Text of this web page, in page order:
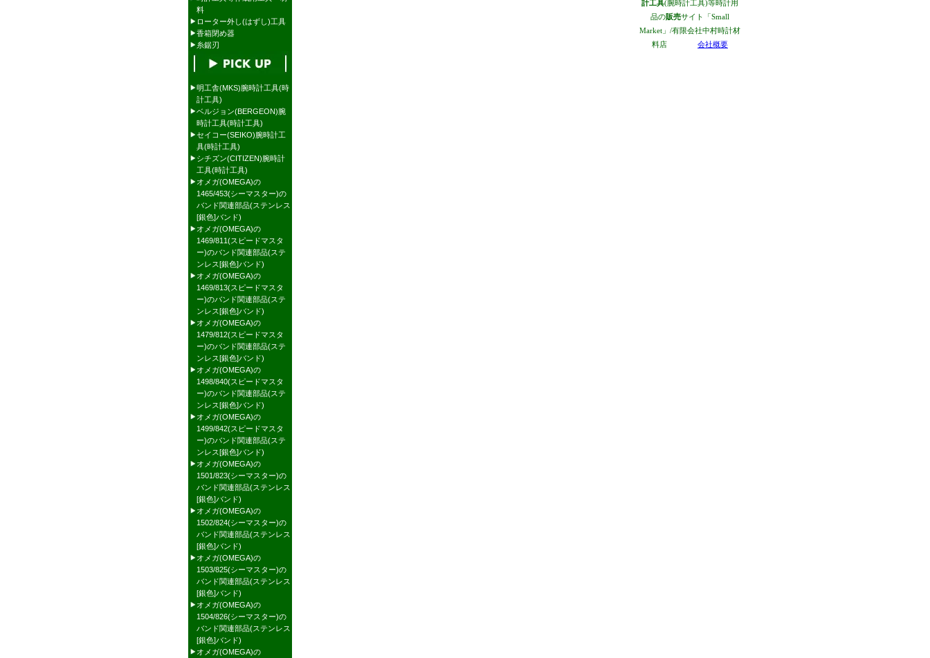
料
ローター外し(はずし)工具
香箱閉め器
糸鋸刃
明工舎(MKS)腕時計工具(時
計工具)
ベルジョン(BERGEON)腕
時計工具(時計工具)
セイコー(SEIKO)腕時計工
具(時計工具)
シチズン(CITIZEN)腕時計
工具(時計工具)
オメガ(OMEGA)の
1465/453(シーマスター)の
バンド関連部品(ステンレス
[銀色]バンド)
オメガ(OMEGA)の
1469/811(スピードマスタ
ー)のバンド関連部品(ステ
ンレス[銀色]バンド)
オメガ(OMEGA)の
1469/813(スピードマスタ
ー)のバンド関連部品(ステ
ンレス[銀色]バンド)
オメガ(OMEGA)の
1479/812(スピードマスタ
ー)のバンド関連部品(ステ
ンレス[銀色]バンド)
オメガ(OMEGA)の
1498/840(スピードマスタ
ー)のバンド関連部品(ステ
ンレス[銀色]バンド)
オメガ(OMEGA)の
1499/842(スピードマスタ
ー)のバンド関連部品(ステ
ンレス[銀色]バンド)
オメガ(OMEGA)の
1501/823(シーマスター)の
バンド関連部品(ステンレス
[銀色]バンド)
オメガ(OMEGA)の
1502/824(シーマスター)の
バンド関連部品(ステンレス
[銀色]バンド)
オメガ(OMEGA)の
1503/825(シーマスター)の
バンド関連部品(ステンレス
[銀色]バンド)
オメガ(OMEGA)の
1504/826(シーマスター)の
バンド関連部品(ステンレス
[銀色]バンド)
オメガ(OMEGA)の
計工具(腕時計工具)等時計用
品の販売サイト「Small
Market」/有限会社中村時計材
料店 会社概要